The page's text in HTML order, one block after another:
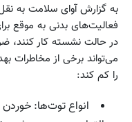
فعالیت‌های بدنی به موقع
در حالت نشسته کار کنند،
می‌تواند برخی از مخاطرات
را کم کند:
انواع توت‌ها: